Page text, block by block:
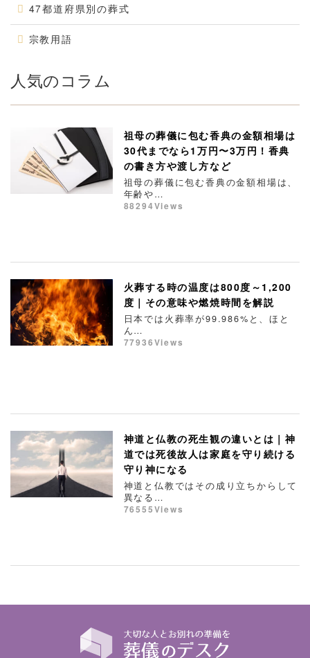
47都道府県別の葬式
宗教用語
人気のコラム
祖母の葬儀に包む香典の金額相場は
30代までなら1万円〜3万円！香典
の書き方や渡し方など
祖母の葬儀に包む香典の金額相場は、
年齢や…
88294Views
火葬する時の温度は800度～1,200
度｜その意味や燃焼時間を解説
日本では火葬率が99.986%と、ほと
ん…
77936Views
神道と仏教の死生観の違いとは｜神
道では死後故人は家庭を守り続ける
守り神になる
神道と仏教ではその成り立ちからして
異なる…
76555Views